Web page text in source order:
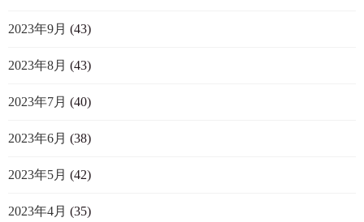
2023年9月 (43)
2023年8月 (43)
2023年7月 (40)
2023年6月 (38)
2023年5月 (42)
2023年4月 (35)